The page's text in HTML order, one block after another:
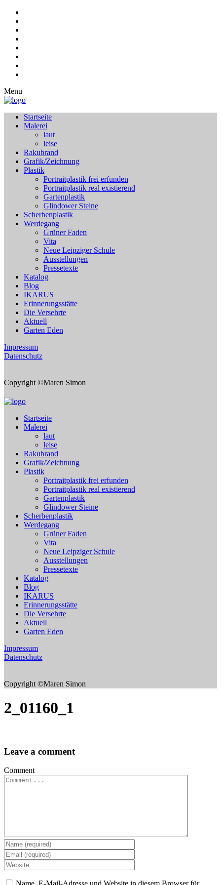
Menu
Startseite
Malerei
laut
leise
Rakubrand
Grafik/Zeichnung
Plastik
Portraitplastik frei erfunden
Portraitplastik real existierend
Gartenplastik
Glindower Steine
Scherbenplastik
Werdegang
Grüner Faden
Vita
Neue Leipziger Schule
Ausstellungen
Pressetexte
Katalog
Blog
IKARUS
Erinnerungsstätte
Die Versehrte
Aktuell
Garten Eden
Impressum
Datenschutz
Copyright ©Maren Simon
Startseite
Malerei
laut
leise
Rakubrand
Grafik/Zeichnung
Plastik
Portraitplastik frei erfunden
Portraitplastik real existierend
Gartenplastik
Glindower Steine
Scherbenplastik
Werdegang
Grüner Faden
Vita
Neue Leipziger Schule
Ausstellungen
Pressetexte
Katalog
Blog
IKARUS
Erinnerungsstätte
Die Versehrte
Aktuell
Garten Eden
Impressum
Datenschutz
Copyright ©Maren Simon
2_01160_1
Leave a comment
Comment